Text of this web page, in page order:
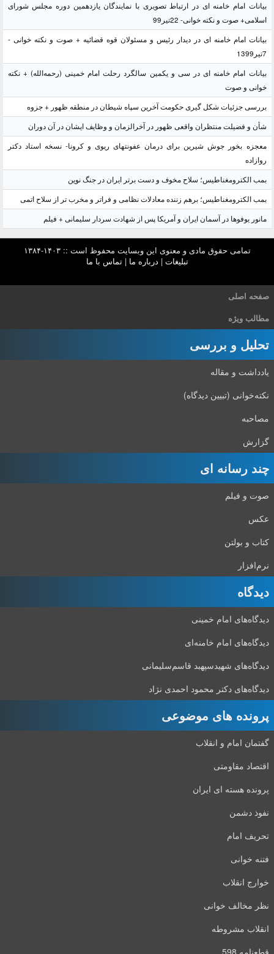
بیانات امام خامنه ای در ارتباط تصویری با نمایندگان یازدهمین دوره مجلس شورای
اسلامی+ صوت و نکته خوانی- 22تیر99
بیانات امام خامنه ای در دیدار رئیس و مسئولان قوه قضائیه + صوت و نکته خوانی -
7تیر1399
بیانات امام خامنه ای در سی و یکمین سالگرد رحلت امام خمینی (رحمه‌الله) + نکته
خوانی و صوت
بررسی جزئیات شکل گیری حکومت آخرین سپاه شیطان در منطقه ظهور + جزوه
شأن و فضیلت منتظران واقعی ظهور در آخرالزمان و وظایف ایشان در آن دوران
معجزه بخور جوش شیرین برای درمان عفونتهای ریوی و کرونا- نسخه استاد دکتر
روازاده
بمب الکترومغناطیس؛ سلاح مخوف و دست برتر ایران در جنگ نوین
بمب الکترومغناطیس؛ برهم زننده معادلات نظامی و فراتر و مخرب تر از سلاح اتمی
مانور یوفوها در آسمان ایران و آمریکا پس از شهادت سردار سلیمانی + فیلم
تمامی حقوق مادی و معنوی این وبسایت محفوظ است :: ۱۴۰۳-۱۳۸۴
تبلیغات | درباره ما |تماس با ما
صفحه اصلی
مطالب ویژه
تحلیل و بررسی
یادداشت و مقاله
نکته‌خوانی (تبیین دیدگاه)
مصاحبه
گزارش
چند رسانه ای
صوت و فیلم
عکس
کتاب و بولتن
نرم‌افزار
دیدگاه‌
دیدگاه‌های امام خمینی
دیدگاه‌های امام خامنه‌ای
دیدگاه‌های شهید‌سپهبد قاسم‌سلیمانی
دیدگاه‌های دکتر محمود احمدی نژاد
پرونده های موضوعی
گفتمان امام و انقلاب
اقتصاد مقاومتی
پرونده هسته ای ایران
نفوذ دشمن
تحریف امام
فتنه خوانی
خوارج انقلاب
نظر مخالف خوانی
انقلاب مشروطه
قطعنامه 598